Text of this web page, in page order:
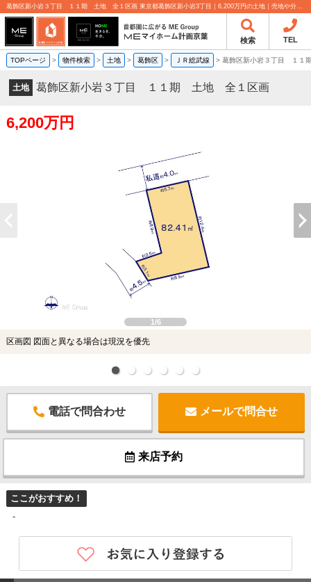
葛飾区新小岩３丁目 １１期 土地 全１区画 東京都葛飾区新小岩3丁目｜6,200万円の土地｜売地や分譲地情報｜MEマイホーム計画京葉株式会社
検索 TEL
TOPページ > 物件検索 > 土地 > 葛飾区 > ＪＲ総武線 > 葛飾区新小岩３丁目 １
土地 葛飾区新小岩３丁目 １１期 土地 全１区画
6,200万円
1/6
区画図 図面と異なる場合は現況を優先
電話で問合わせ メールで問合せ
来店予約
ここがおすすめ！
-